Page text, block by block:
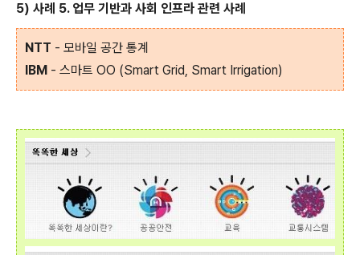
5) 사례 5. 업무 기반과 사회 인프라 관련 사례
NTT - 모바일 공간 통계
IBM - 스마트 OO (Smart Grid, Smart Irrigation)